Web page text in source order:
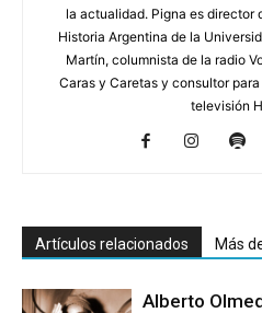
la actualidad. Pigna es director
Historia Argentina de la
Martín, columnista de la radio
Caras y Caretas y consultor
televisión
Artículos relacionados Más
Alberto